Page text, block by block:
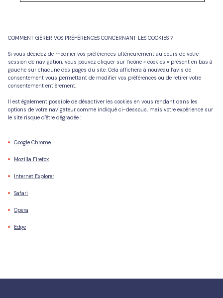
COMMENT GÉRER VOS PRÉFÉRENCES CONCERNANT LES COOKIES ?
Si vous décidez de modifier vos préférences ultérieurement au cours de votre
session de navigation, vous pouvez cliquer sur l’icône « cookies » présent en bas à
gauche sur chacune des pages du site. Cela affichera à nouveau l’avis de
consentement vous permettant de modifier vos préférences ou de retirer votre
consentement entièrement.
Il est également possible de désactiver les cookies en vous rendant dans les
options de votre navigateur comme indiqué ci-dessous, mais votre expérience sur
le site risque d’être dégradée :
Google Chrome
Mozilla Firefox
Internet Explorer
Safari
Opera
Edge